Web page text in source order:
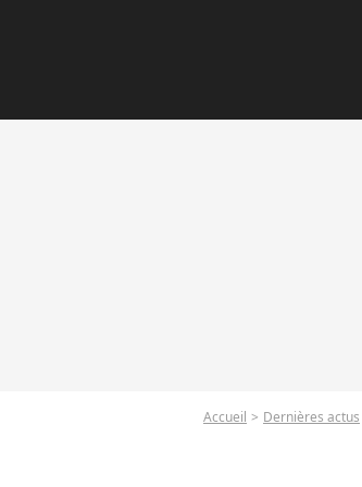
Accueil Dernières actus